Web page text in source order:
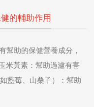
的輔助作用
幫助的保健營養成分，
米黃素：幫助過濾有害
藍莓、山桑子）：幫助